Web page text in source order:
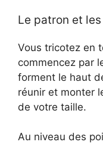
Le patron et
Vous tricotez en
commencez par
forment le haut
réunir et monter
de votre taille.
Au niveau des